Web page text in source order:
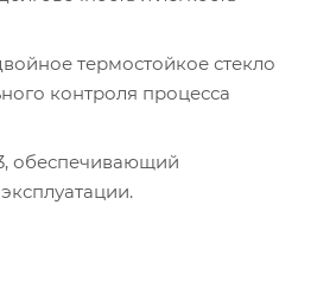
термостойкое стекло
контроля процесса
обеспечивающий